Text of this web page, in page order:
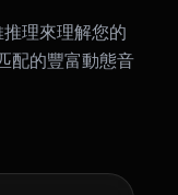
理來理解您的
配的豐富動態音